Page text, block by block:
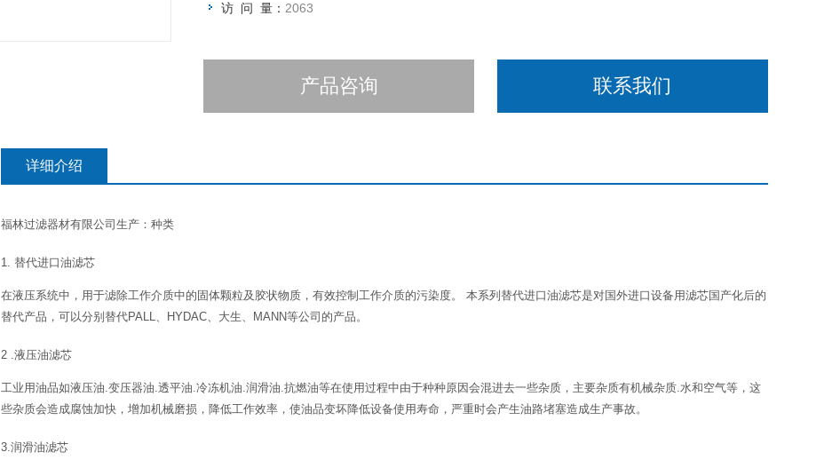
访 问 量： 2063
产品咨询 联系我们
详细介绍
福林过滤器材有限公司生产：种类
1. 替代进口油滤芯
在液压系统中，用于滤除工作介质中的固体颗粒及胶状物质，有效控制工作介质的污染度。 本系列替代进口油滤芯是对国外进口设备用滤芯国产化后的
替代产品，可以分别替代PALL、HYDAC、大生、MANN等公司的产品。
2 .液压油滤芯
工业用油品如液压油.变压器油.透平油.冷冻机油.润滑油.抗燃油等在使用过程中由于种种原因会混进去一些杂质，主要杂质有机械杂质.水和空气等，这
些杂质会造成腐蚀加快，增加机械磨损，降低工作效率，使油品变坏降低设备使用寿命，严重时会产生油路堵塞造成生产事故。
3.润滑油滤芯